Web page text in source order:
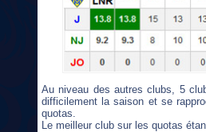
Au niveau des autres clubs, 5
difficilement la saison et se
quotas.
Le meilleur club sur les quotas